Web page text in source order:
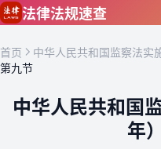
跳到主要内容
法律法规速查
首页 中华人民共和国监察法实
第九节
中华人民共和国
年）